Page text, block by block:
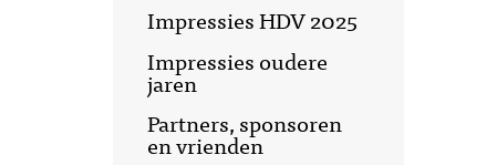
Impressies HDV 2025
Impressies oudere
jaren
Partners, sponsoren
en vrienden